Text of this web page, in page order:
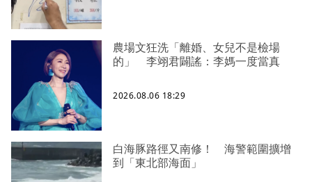
農場文狂洗「離婚、女兒不是檢場
的」 李翊君闢謠：李媽一度當真
2026.08.06 18:29
白海豚路徑又南修！ 海警範圍擴增
到「東北部海面」